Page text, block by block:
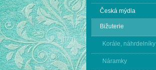
Česká mýdla
Bižuterie
Korále, náhrdelníky
Náramky